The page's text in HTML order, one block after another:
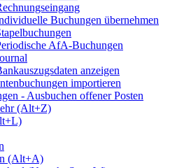
Buchungen übernehmen
AfA-Buchungen
anzeigen
importieren
- Ausbuchen offener Posten
(Alt+Z)
(Alt+A)